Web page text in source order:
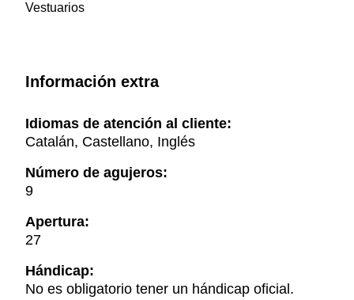
Vestuarios
Información extra
Idiomas de atención al cliente:
Catalán, Castellano, Inglés
Número de agujeros:
9
Apertura:
27
Hándicap:
No es obligatorio tener un hándicap oficial.